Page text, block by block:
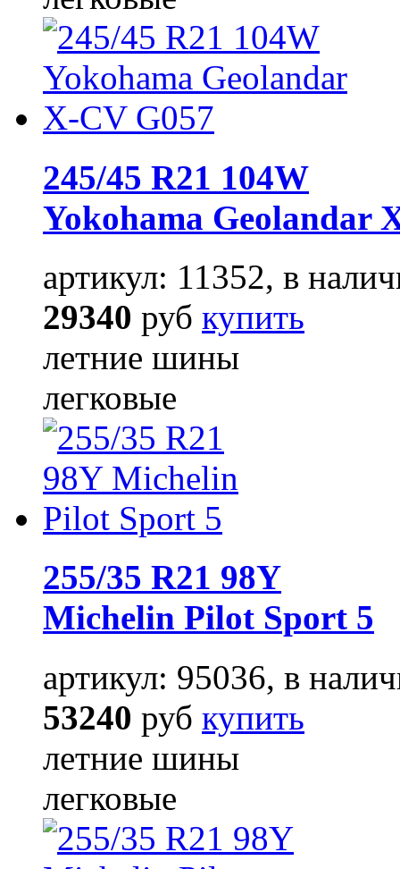
245/45 R21 104W
Yokohama Geolandar
артикул: 11352, в
29340 руб купить
летние шины
легковые
255/35 R21 98Y
Michelin Pilot Sport 5
артикул: 95036, в
53240 руб купить
летние шины
легковые